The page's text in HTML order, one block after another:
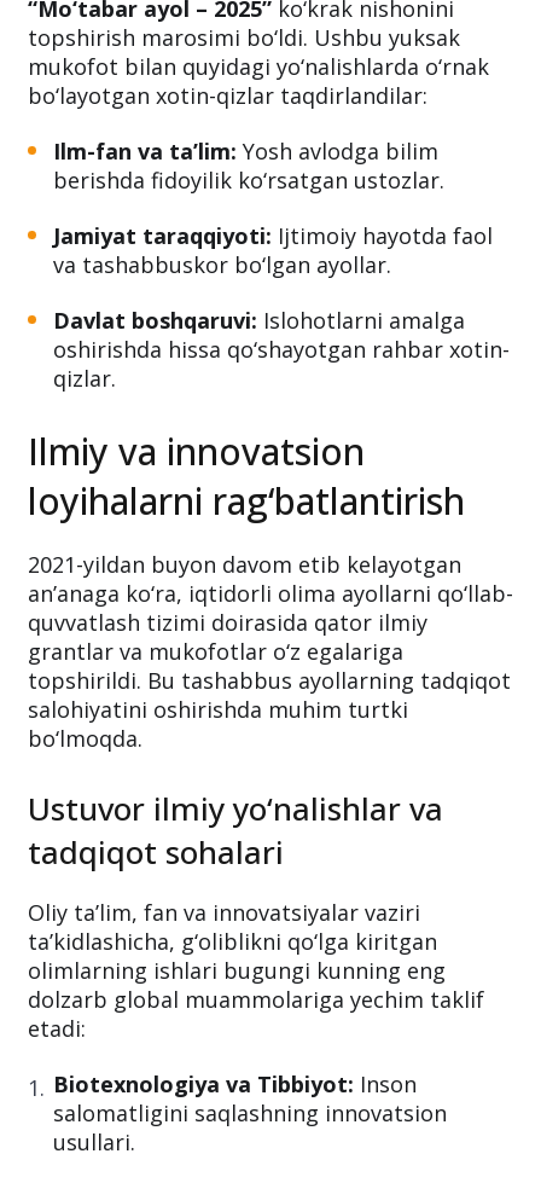
“Mo‘tabar ayol – 2025” ko‘krak nishonini
topshirish marosimi bo‘ldi. Ushbu yuksak
mukofot bilan quyidagi yo‘nalishlarda o‘rnak
bo‘layotgan xotin-qizlar taqdirlandilar:
Ilm-fan va ta’lim: Yosh avlodga bilim
berishda fidoyilik ko‘rsatgan ustozlar.
Jamiyat taraqqiyoti: Ijtimoiy hayotda faol
va tashabbuskor bo‘lgan ayollar.
Davlat boshqaruvi: Islohotlarni amalga
oshirishda hissa qo‘shayotgan rahbar xotin-
qizlar.
Ilmiy va innovatsion
loyihalarni rag‘batlantirish
2021-yildan buyon davom etib kelayotgan
an’anaga ko‘ra, iqtidorli olima ayollarni qo‘llab-
quvvatlash tizimi doirasida qator ilmiy
grantlar va mukofotlar o‘z egalariga
topshirildi. Bu tashabbus ayollarning tadqiqot
salohiyatini oshirishda muhim turtki
bo‘lmoqda.
Ustuvor ilmiy yo‘nalishlar va
tadqiqot sohalari
Oliy ta’lim, fan va innovatsiyalar vaziri
ta’kidlashicha, g‘oliblikni qo‘lga kiritgan
olimlarning ishlari bugungi kunning eng
dolzarb global muammolariga yechim taklif
etadi:
Biotexnologiya va Tibbiyot: Inson
salomatligini saqlashning innovatsion
usullari.